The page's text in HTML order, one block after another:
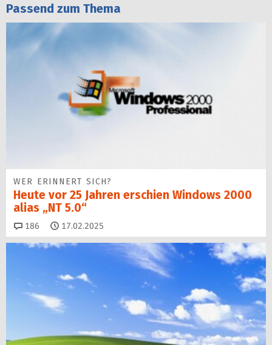
Passend zum Thema
WER ERINNERT SICH?
Heute vor 25 Jahren erschien Windows 2000
alias „NT 5.0“
186 Kommentare
17.02.2025